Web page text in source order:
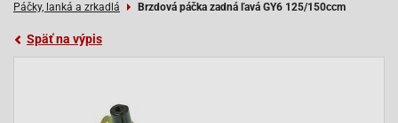
Páčky, lanká a zrkadlá
Brzdová páčka zadná ľavá GY6 125/150ccm
Späť na výpis